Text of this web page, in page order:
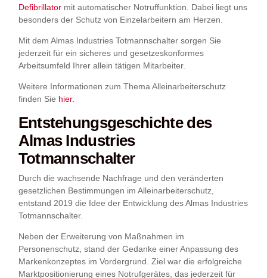
Defibrillatormit automatischer Notruffunktion. Dabei liegt uns
besonders der Schutz von Einzelarbeitern am Herzen.
Mit dem Almas Industries Totmannschalter sorgen Sie
jederzeit für ein sicheres und gesetzeskonformes
Arbeitsumfeld Ihrer allein tätigen Mitarbeiter.
Weitere Informationen zum Thema Alleinarbeiterschutz
finden Sie hier.
Entstehungsgeschichte des
Almas Industries
Totmannschalter
Durch die wachsende Nachfrage und den veränderten
gesetzlichen Bestimmungen im Alleinarbeiterschutz,
entstand 2019 die Idee der Entwicklung des Almas Industries
Totmannschalter.
Neben der Erweiterung von Maßnahmen im
Personenschutz, stand der Gedanke einer Anpassung des
Markenkonzeptes im Vordergrund. Ziel war die erfolgreiche
Marktpositionierung eines Notrufgerätes, das jederzeit für